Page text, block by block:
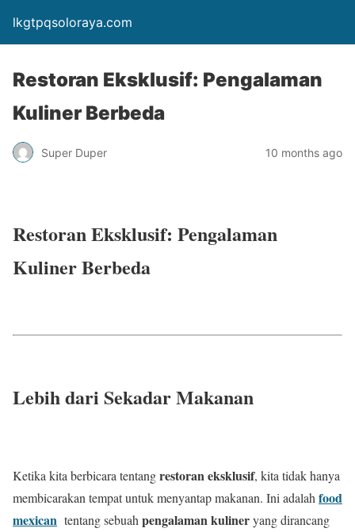
lkgtpqsoloraya.com
Restoran Eksklusif: Pengalaman
Kuliner Berbeda
Super Duper 10 months ago
Restoran Eksklusif: Pengalaman
Kuliner Berbeda
Lebih dari Sekadar Makanan
Ketika kita berbicara tentangrestoran eksklusif, kita tidak hanya
membicarakan tempat untuk menyantap makanan. Ini adalah food
mexican tentang sebuah pengalaman kulineryang dirancang